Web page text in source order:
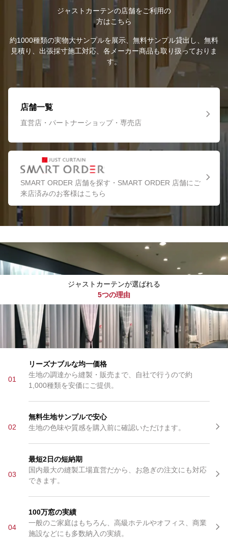
ジャストカーテンの店舗をご利用の
方はこちら
約1000種類の実物大サンプルを展示、無料サンプル貸出し、無料
見積り、出張採寸施工対応、各メーカー商品も取り扱っておりま
す。
店舗一覧
直営店・パートナーショップ・専売店
SMART ORDER 店舗を探す・SMART ORDER 店舗にご
来店済みのお客様はこちら
ジャストカーテンが選ばれる
5つの理由
01
リーズナブルな均一価格
生地の調達から縫製・販売まで、自社で行うので約
1,000種類を安価にご提供。
02
無料生地サンプルで安心
生地の色味や質感を購入前に確認いただけます。
03
最短2日の短納期
国内最大の縫製工場直営だから、お急ぎの注文にも対応
できます。
04
100万窓の実績
一般のご家庭はもちろん、高級ホテルやオフィス、商業
施設などにも多数納入の実績。